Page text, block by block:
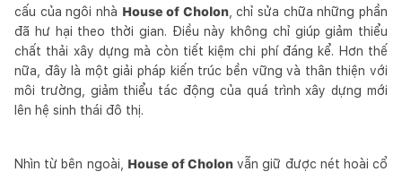
cấu của ngôi nhà House of Cholon, chỉ sửa chữa những phần
đã hư hại theo thời gian. Điều này không chỉ giúp giảm thiểu
chất thải xây dựng mà còn tiết kiệm chi phí đáng kể. Hơn thế
nữa, đây là một giải pháp kiến trúc bền vững và thân thiện với
môi trường, giảm thiểu tác động của quá trình xây dựng mới
lên hệ sinh thái đô thị.
Nhìn từ bên ngoài, House of Cholon vẫn giữ được nét hoài cổ